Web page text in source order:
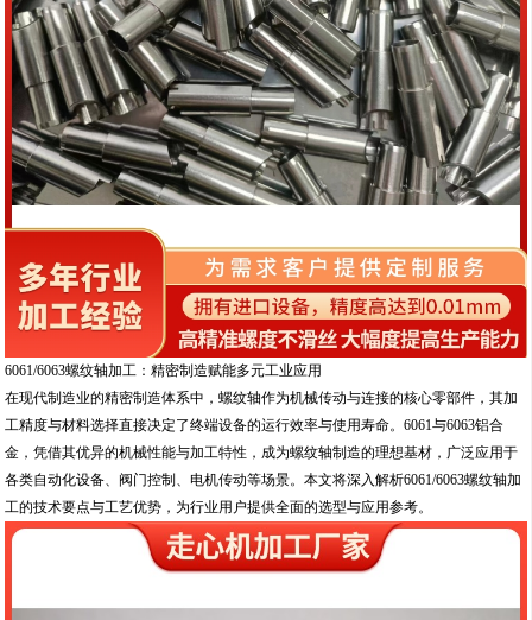
6061/6063螺纹轴加工：精密制造赋能多元工业应用
在现代制造业的精密制造体系中，螺纹轴作为机械传动与连接的核心零部件，其加
工精度与材料选择直接决定了终端设备的运行效率与使用寿命。6061与6063铝合
金，凭借其优异的机械性能与加工特性，成为螺纹轴制造的理想基材，广泛应用于
各类自动化设备、阀门控制、电机传动等场景。本文将深入解析6061/6063螺纹轴加
工的技术要点与工艺优势，为行业用户提供全面的选型与应用参考。